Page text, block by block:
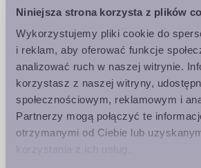
Niniejsza strona korzysta z plików
Wykorzystujemy pliki cookie do
i reklam, aby oferować funkcje
analizować ruch w naszej witrynie.
korzystasz z naszej witryny,
społecznościowym, reklamowym i
Partnerzy mogą połączyć te
otrzymanymi od Ciebie lub
do wspólnego
odkrycia światów,
pozostają nieznane.
Conjurer - post-metal
Conjurer przeszli ogromną